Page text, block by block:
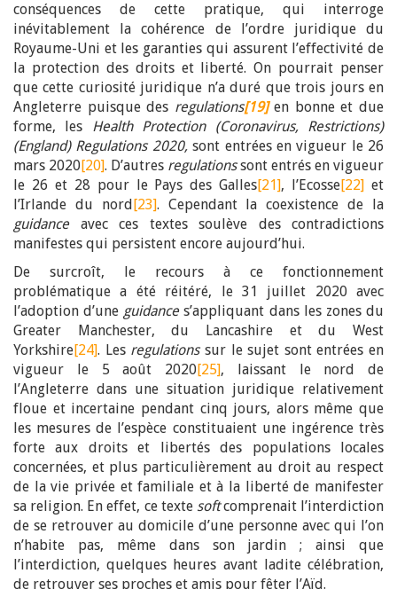
conséquences de cette pratique, qui interroge
inévitablement la cohérence de l’ordre juridique du
Royaume-Uni et les garanties qui assurent l’effectivité de
la protection des droits et liberté. On pourrait penser
que cette curiosité juridique n’a duré que trois jours en
Angleterre puisque des regulations[19]en bonne et due
forme, les Health Protection (Coronavirus, Restrictions)
(England) Regulations 2020,sont entrées en vigueur le 26
mars 2020[20]. D’autres regulationssont entrés en vigueur
le 26 et 28 pour le Pays des Galles[21], l’Ecosse[22] et
l’Irlande du nord [23]. Cependant la coexistence de la
guidanceavec ces textes soulève des contradictions
manifestes qui persistent encore aujourd’hui.
De surcroît, le recours à ce fonctionnement
problématique a été réitéré, le 31 juillet 2020 avec
l’adoption d’une guidances’appliquant dans les zones du
Greater Manchester, du Lancashire et du West
Yorkshire[24]. Les regulationssur le sujet sont entrées en
vigueur le 5 août 2020[25], laissant le nord de
l’Angleterre dans une situation juridique relativement
floue et incertaine pendant cinq jours, alors même que
les mesures de l’espèce constituaient une ingérence très
forte aux droits et libertés des populations locales
concernées, et plus particulièrement au droit au respect
de la vie privée et familiale et à la liberté de manifester
sa religion. En effet, ce texte softcomprenait l’interdiction
de se retrouver au domicile d’une personne avec qui l’on
n’habite pas, même dans son jardin ; ainsi que
l’interdiction, quelques heures avant ladite célébration,
de retrouver ses proches et amis pour fêter l’Aïd.